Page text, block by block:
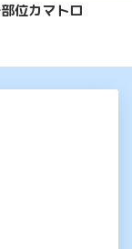
位カマトロ